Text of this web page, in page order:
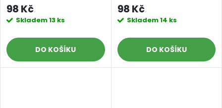
98 Kč
Skladem13 ks
DO KOŠÍKU
98 Kč
Skladem14 ks
DO KOŠÍKU